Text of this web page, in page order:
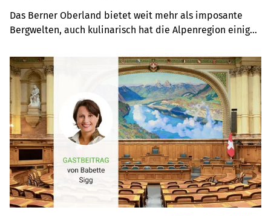
Das Berner Oberland bietet weit mehr als imposante
Bergwelten, auch kulinarisch hat die Alpenregion einiges
«Alpe-Chuchi – Berner Oberland» vom Weber Verlag.